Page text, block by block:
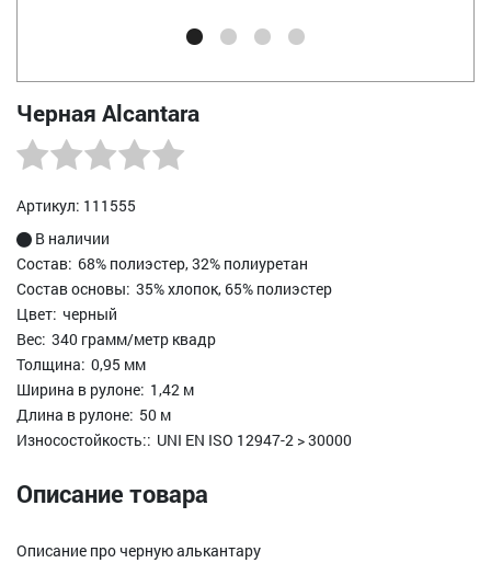
Черная Alcantara
Артикул: 111555
В наличии
Состав: 68% полиэстер, 32% полиуретан
Состав основы: 35% хлопок, 65% полиэстер
Цвет: черный
Вес: 340 грамм/метр квадр
Толщина: 0,95 мм
Ширина в рулоне: 1,42 м
Длина в рулоне: 50 м
Износостойкость:: UNI EN ISO 12947-2 > 30000
Описание товара
Описание про черную алькантару